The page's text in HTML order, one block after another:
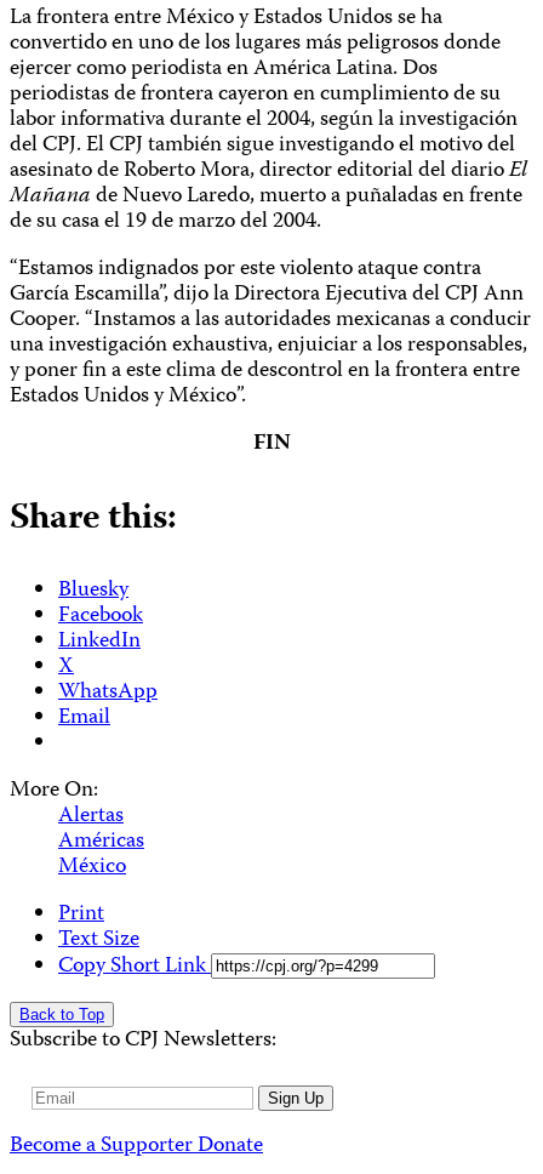
La frontera entre México y Estados Unidos se ha
convertido en uno de los lugares más peligrosos donde
ejercer como periodista en América Latina. Dos
periodistas de frontera cayeron en cumplimiento de su
labor informativa durante el 2004, según la investigación
del CPJ. El CPJ también sigue investigando el motivo del
asesinato de Roberto Mora, director editorial del diarioEl
Mañanade Nuevo Laredo, muerto a puñaladas en frente
de su casa el 19 de marzo del 2004.
“Estamos indignados por este violento ataque contra
García Escamilla”, dijo la Directora Ejecutiva del CPJ Ann
Cooper. “Instamos a las autoridades mexicanas a conducir
una investigación exhaustiva, enjuiciar a los responsables,
y poner fin a este clima de descontrol en la frontera entre
Estados Unidos y México”.
FIN
Share this:
Bluesky
Facebook
LinkedIn
X
WhatsApp
Email
More On:
Alertas
Américas
México
Print
Text Size
Copy Short Link
Back to Top
Subscribe to CPJ Newsletters:
Email
Sign Up
Become a SupporterDonate